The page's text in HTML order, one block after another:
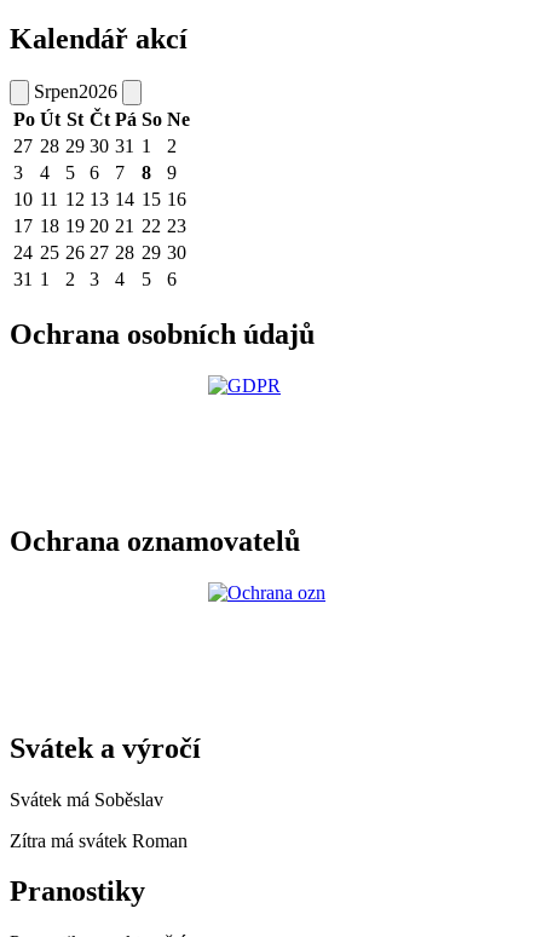
Kalendář akcí
Srpen2026
Po Út St Čt Pá So Ne
27 28 29 30 31 1
2
3
4 5 6 7 8
9
10 11 12 13 14 15 16
17 18 19 20 21 22 23
24 25 26 27 28 29 30
31 1 2 3 4 5 6
Ochrana osobních údajů
Ochrana oznamovatelů
Svátek a výročí
Svátek má Soběslav
Zítra má svátek Roman
Pranostiky